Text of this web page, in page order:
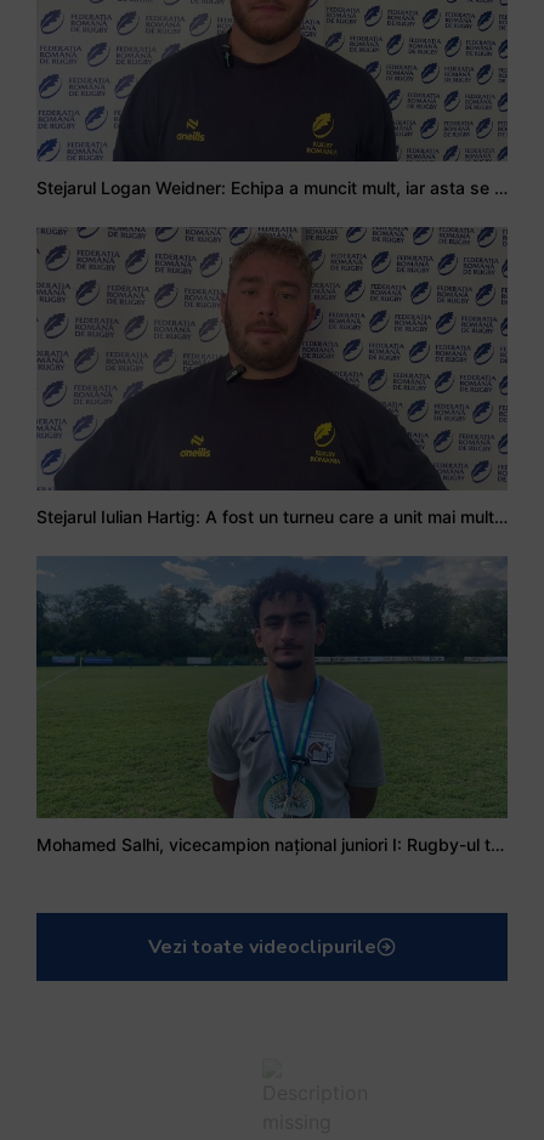
Stejarul Logan Weidner: Echipa a muncit mult, iar asta se va vedea în meciurile de la Nations Cup
Stejarul Iulian Hartig: A fost un turneu care a unit mai mult echipa
Mohamed Salhi, vicecampion național juniori I: Rugby-ul te învață să accepți și înfrângerile
Vezi toate videoclipurile